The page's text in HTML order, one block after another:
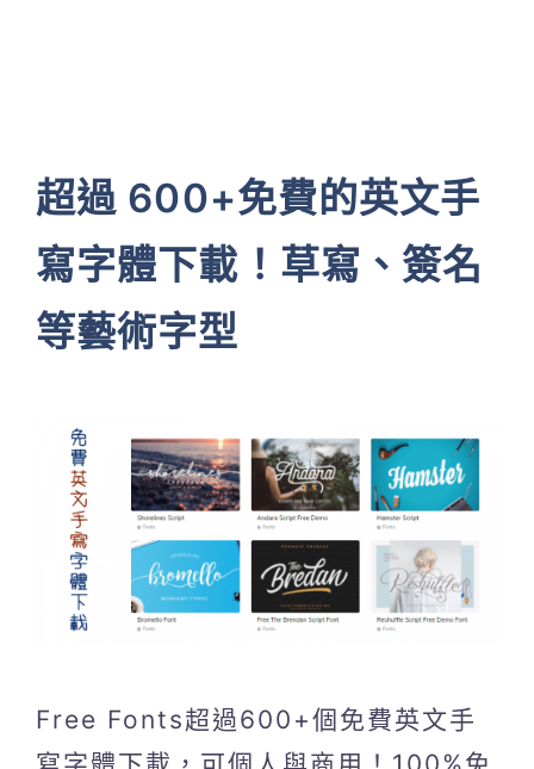
超過 600+免費的英文手
寫字體下載！草寫、簽名
等藝術字型
Free Fonts超過600+個免費英文手
寫字體下載，可個人與商用！100%免